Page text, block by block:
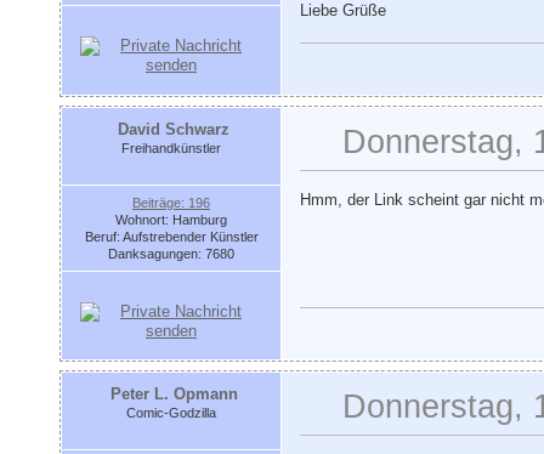
Liebe Grüße
David Schwarz
Freihandkünstler
Beiträge: 196
Wohnort: Hamburg
Beruf: Aufstrebender Künstler
Danksagungen: 7680
Donnerstag,
Hmm, der Link scheint gar nicht
Peter L. Opmann
Comic-Godzilla Donnerstag,